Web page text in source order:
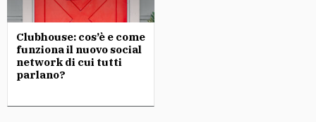
Clubhouse: cos’è e come
funziona il nuovo social
network di cui tutti
parlano?